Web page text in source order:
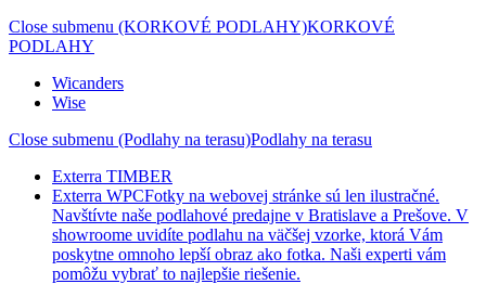
Close submenu (KORKOVÉ PODLAHY)KORKOVÉ
PODLAHY
Wicanders
Wise
Close submenu (Podlahy na terasu)Podlahy na terasu
Exterra TIMBER
Exterra WPCFotky na webovej stránke sú len ilustračné.
Navštívte naše podlahové predajne v Bratislave a Prešove. V
showroome uvidíte podlahu na väčšej vzorke, ktorá Vám
poskytne omnoho lepší obraz ako fotka. Naši experti vám
pomôžu vybrať to najlepšie riešenie.